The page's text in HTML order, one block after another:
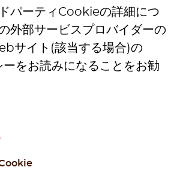
パーティCookieの詳細につ
外部サービスプロバイダーの
サイト(該当する場合)の
をお読みになることをお勧